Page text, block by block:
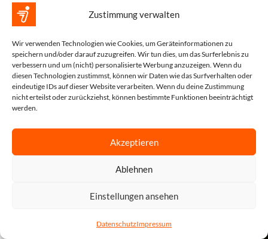
Zustimmung verwalten
Wir verwenden Technologien wie Cookies, um Geräteinformationen zu
speichern und/oder darauf zuzugreifen. Wir tun dies, um das Surferlebnis zu
verbessern und um (nicht) personalisierte Werbung anzuzeigen. Wenn du
diesen Technologien zustimmst, können wir Daten wie das Surfverhalten oder
eindeutige IDs auf dieser Website verarbeiten. Wenn du deine Zustimmung
nicht erteilst oder zurückziehst, können bestimmte Funktionen beeinträchtigt
werden.
Akzeptieren
Ablehnen
Einstellungen ansehen
DatenschutzImpressum